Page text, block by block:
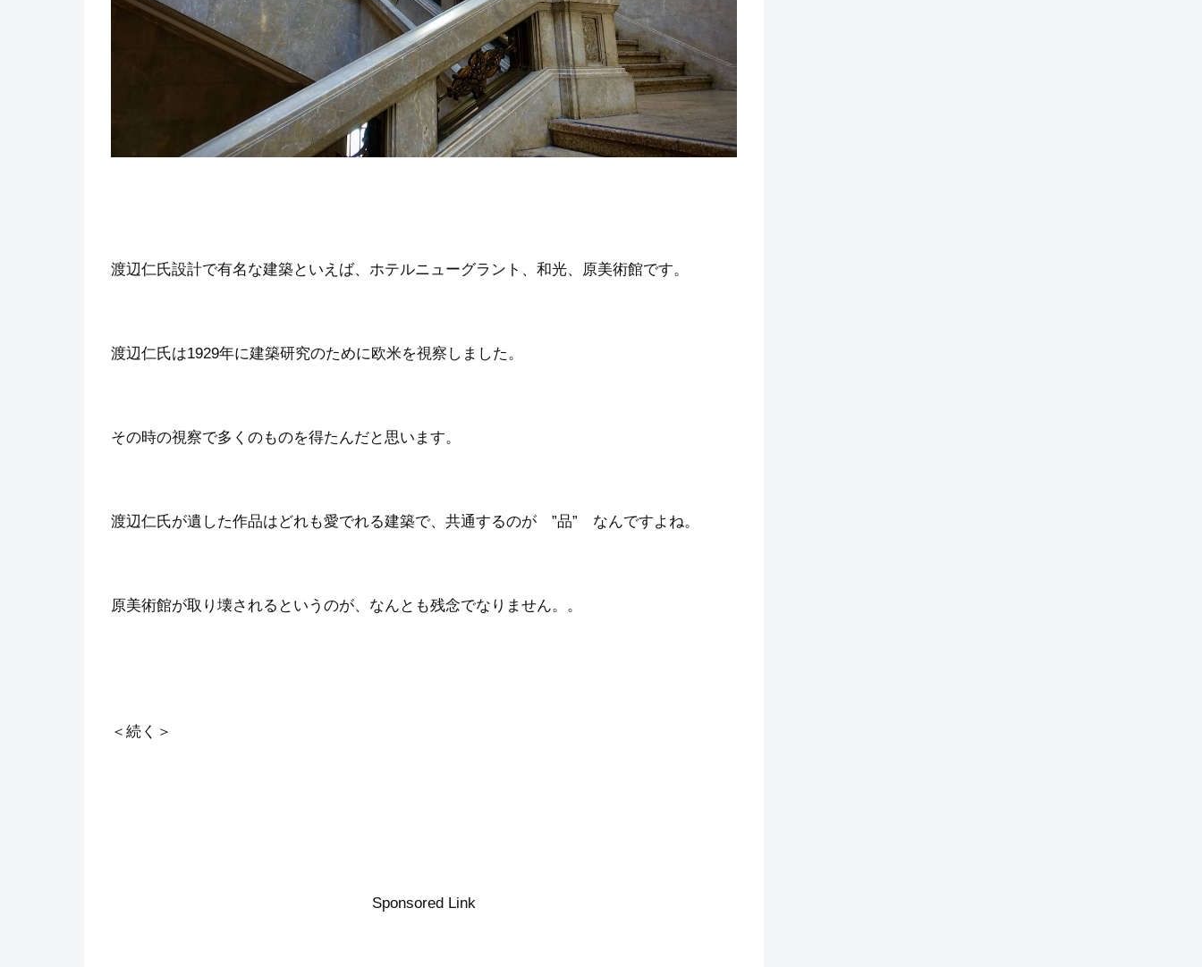
渡辺仁氏設計で有名な建築といえば、ホテルニューグラント、和光、原美術館です。
渡辺仁氏は1929年に建築研究のために欧米を視察しました。
その時の視察で多くのものを得たんだと思います。
渡辺仁氏が遺した作品はどれも愛でれる建築で、共通するのが ”品” なんですよね。
原美術館が取り壊されるというのが、なんとも残念でなりません。。
＜続く＞
Sponsored Link